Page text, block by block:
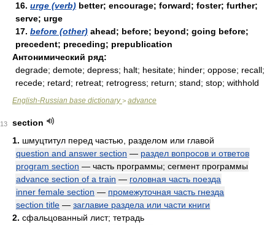
16. urge (verb) better; encourage; forward; foster; further;
serve; urge
17. before (other) ahead; before; beyond; going before;
precedent; preceding; prepublication
Антонимический ряд:
degrade; demote; depress; halt; hesitate; hinder; oppose; recall;
recede; retard; retreat; retrogress; return; stand; stop; withhold
English-Russian base dictionary> advance
13
section
1. шмуцтитул перед частью, разделом или главой
question and answer section — раздел вопросов и ответов
program section — часть программы; сегмент программы
advance section of a train — головная часть поезда
inner female section — промежуточная часть гнезда
section title — заглавие раздела или части книги
2. сфальцованный лист; тетрадь